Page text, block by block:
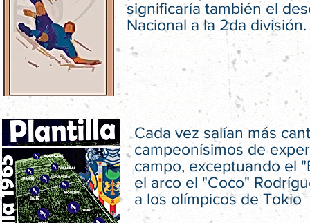
significaría también el
Nacional a la 2da división.
Cada vez salían más
campeonísimos de
campo, exceptuando el
el arco el "Coco"
a los olímpicos de Tokio